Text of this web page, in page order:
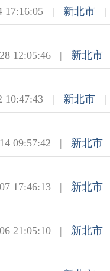
17:16:05 | 新北市 |
12:05:46 | 新北市
10:47:43 | 新北市 |
09:57:42 | 新北市
17:46:13 | 新北市
21:05:10 | 新北市